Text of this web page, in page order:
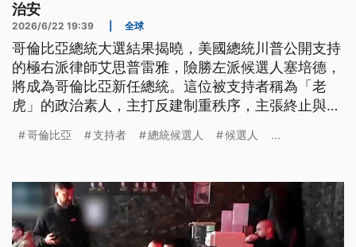
治安
2026/6/22 19:39 全球
哥倫比亞總統大選結果揭曉，美國總統川普公開支持
的極右派律師艾思普雷雅，險勝左派候選人塞培德，
將成為哥倫比亞新任總統。這位被支持者稱為「老
虎」的政治素人，主打反建制重秩序，主張終止與武
哥倫比亞版川普。不過由於差距過小，反對陣營尚未
哥倫比亞 支持者 總統候選人 候選人 ...